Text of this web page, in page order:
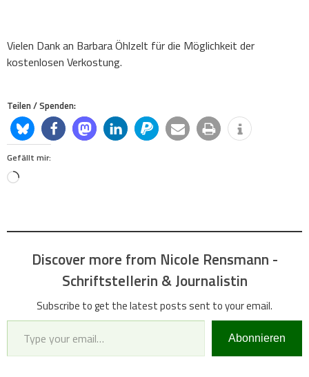
Vielen Dank an Barbara Öhlzelt für die Möglichkeit der
kostenlosen Verkostung.
Teilen / Spenden:
Gefällt mir:
Loading…
Discover more from Nicole Rensmann -
Schriftstellerin & Journalistin
Subscribe to get the latest posts sent to your email.
Type your email…
Abonnieren